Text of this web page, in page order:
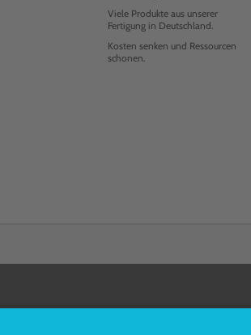
Viele Produkte aus unserer
Fertigung in Deutschland.
Kosten senken und Ressourcen
schonen.